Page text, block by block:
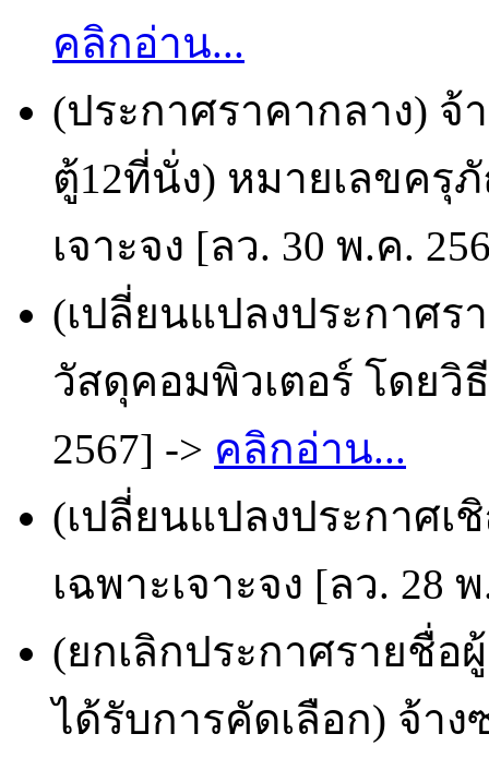
คลิกอ่าน...
(ประกาศราคากลาง) จ้
ตู้12ที่นั่ง) หมายเลขครุ
เจาะจง [ลว. 30 พ.ค.
(เปลี่ยนแปลงประกาศร
วัสดุคอมพิวเตอร์ โดยวิ
2567] -> คลิกอ่าน...
(เปลี่ยนแปลงประกาศ
เฉพาะเจาะจง [ลว. 28
(ยกเลิกประกาศรายชื่อ
ได้รับการคัดเลือก) จ้า